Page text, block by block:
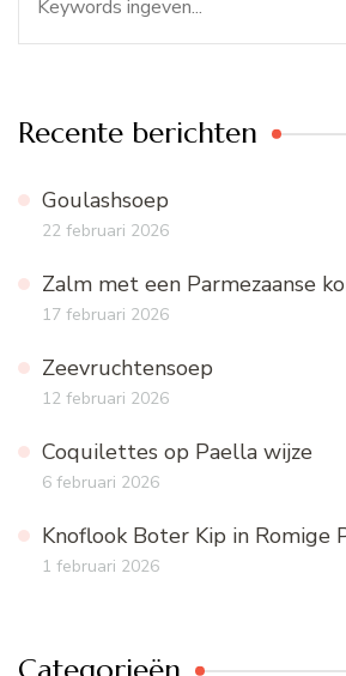
naar:
Recente berichten
Goulashsoep
22 februari 2026
Zalm met een Parmezaanse
17 februari 2026
Zeevruchtensoep
12 februari 2026
Coquilettes op Paella wijze
6 februari 2026
Knoflook Boter Kip in Romige
1 februari 2026